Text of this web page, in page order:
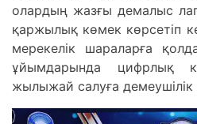
олардың жазғы демалыс
қаржылық көмек көрсетіп
мерекелік шараларға
ұйымдарында цифрлық
жылыжай салуға демеушілік